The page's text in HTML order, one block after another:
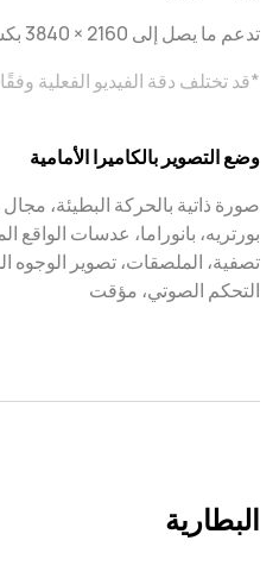
تدعم ما يصل إلى ‎3840 × 2160 بكسل.
*قد تختلف دقة الفيديو الفعلية
وضع التصوير بالكاميرا الأمامية
صورة ذاتية بالحركة البطيئة،
بورتريه، بانوراما، عدسات
تصفية، الملصقات، تصوير
التحكم الصوتي، مؤقت
البطارية